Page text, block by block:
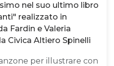
nel suo ultimo libro
realizzato in
Fardin e Valeria
Civica Altiero Spinelli
per illustrare con